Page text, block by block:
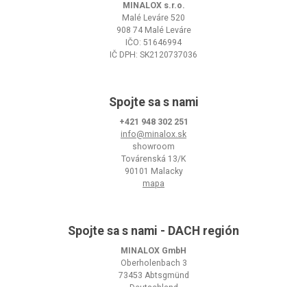
MINALOX s.r.o.
Malé Leváre 520
908 74 Malé Leváre
IČO: 51646994
IČ DPH: SK2120737036
Spojte sa s nami
+421 948 302 251
info@minalox.sk
showroom
Továrenská 13/K
90101 Malacky
mapa
Spojte sa s nami - DACH región
MINALOX GmbH
Oberholenbach 3
73453 Abtsgmünd